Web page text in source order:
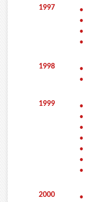
1997 •
•
•
•
1998 •
•
1999 •
•
•
•
•
•
•
2000 •